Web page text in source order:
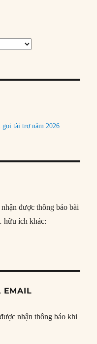
gọi tài trợ năm 2026
được thông báo bài
hữu ích khác:
EMAIL
nhận thông báo khi